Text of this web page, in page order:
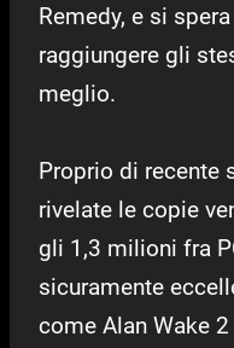
Remedy, e si
raggiungere gli
meglio.
Proprio di recente
rivelate le copie
gli 1,3 milioni fra
sicuramente
come Alan Wake